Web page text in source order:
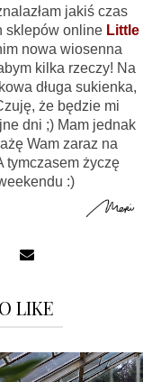
jakiś czas
sklepów online Little
nowa wiosenna
kilka rzeczy! Na
długa sukienka,
że będzie mi
dni ;) Mam jednak
Wam zaraz na
tymczasem życzę
:)
LIKE